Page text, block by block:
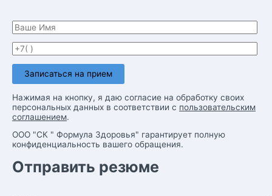
Нажимая на кнопку, я даю согласие на обработку своих
персональных данных в соответствии с пользовательским
соглашением.
ООО "СК " Формула Здоровья" гарантирует полную
конфиденциальность вашего обращения.
Отправить резюме